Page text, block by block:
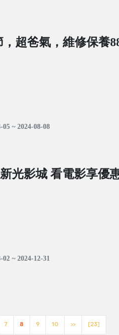
超爸氣，維修保養
~ 2024-08-08
光影城 看電影享優
~ 2024-12-31
7 8 9 10 >> [23]